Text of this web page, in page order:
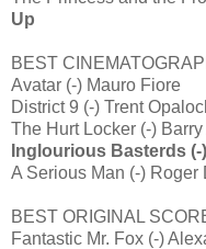
Up
BEST
Avatar (-) Mauro Fiore
District 9 (-) Trent
The Hurt Locker (-) Barry
Inglourious Basterds
A Serious Man (-) Roger
BEST ORIGINAL
Fantastic Mr. Fox (-)